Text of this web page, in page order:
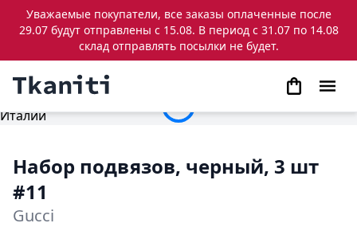
Уважаемые покупатели, все заказы оплаченные после
29.07 будут отправлены с 15.08. В период с 31.07 по 14.08
склад отправлять посылки не будет.
Набор подвязов, черный, 3 шт
#11
Gucci